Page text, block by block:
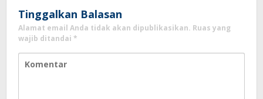
Tinggalkan Balasan
Alamat email Anda tidak akan dipublikasikan. Ruas yang
wajib ditandai *